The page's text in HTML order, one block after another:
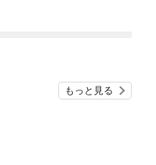
もっと見る